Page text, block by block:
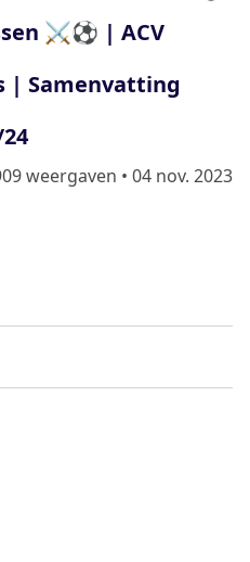
⚔⚽ | ACV
| Samenvatting
weergaven • 04 nov. 2023